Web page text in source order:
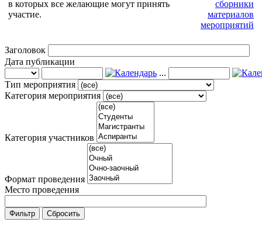
в которых все желающие могут принять
участие.
сборники
материалов
мероприятий
Заголовок
Дата публикации
...
Тип мероприятия
Категория мероприятия
Категория участников
Формат проведения
Место проведения
Фильтр Сбросить